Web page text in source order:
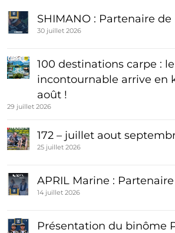
SHIMANO : Partenaire de
30 juillet 2026
100 destinations carpe :
incontournable arrive en
août !
29 juillet 2026
172 – juillet aout
25 juillet 2026
APRIL Marine :
14 juillet 2026
Présentation du binôme